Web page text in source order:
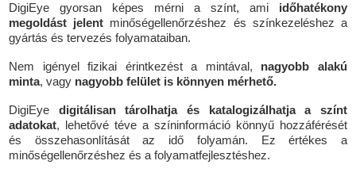
DigiEye gyorsan képes mérni a színt, ami időhatékony
megoldást jelent minőségellenőrzéshez és színkezeléshez a
gyártás és tervezés folyamataiban.
Nem igényel fizikai érintkezést a mintával, nagyobb alakú
minta, vagy nagyobb felület is könnyen mérhető.
DigiEye digitálisan tárolhatja és katalogizálhatja a színt
adatokat, lehetővé téve a színinformáció könnyű hozzáférését
és összehasonlítását az idő folyamán. Ez értékes a
minőségellenőrzéshez és a folyamatfejlesztéshez.